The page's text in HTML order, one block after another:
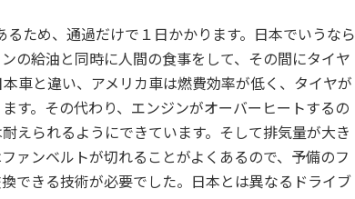
ため、通過だけで１日かかります。日本でいうなら
の給油と同時に人間の食事をして、その間にタイヤ
車と違い、アメリカ車は燃費効率が低く、タイヤが
す。その代わり、エンジンがオーバーヒートするの
えられるようにできています。そして排気量が大き
ァンベルトが切れることがよくあるので、予備のフ
できる技術が必要でした。日本とは異なるドライブ